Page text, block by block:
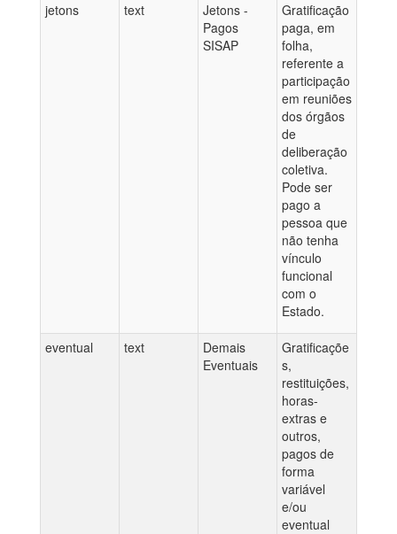
jetons text
Jetons -
Pagos
SISAP
Gratificação
paga, em
folha,
referente a
participação
em reuniões
dos órgãos
de
deliberação
coletiva.
Pode ser
pago a
pessoa que
não tenha
vínculo
funcional
com o
Estado.
eventual text
Demais
Eventuais
Gratificaçõe
s,
restituições,
horas-
extras e
outros,
pagos de
forma
variável
e/ou
eventual